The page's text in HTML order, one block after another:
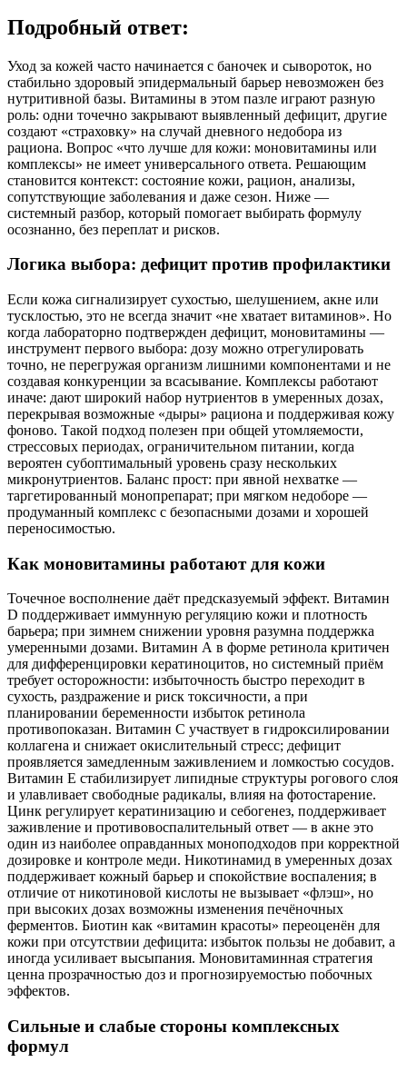
Подробный ответ:
Уход за кожей часто начинается с баночек и сывороток, но
стабильно здоровый эпидермальный барьер невозможен без
нутритивной базы. Витамины в этом пазле играют разную
роль: одни точечно закрывают выявленный дефицит, другие
создают «страховку» на случай дневного недобора из
рациона. Вопрос «что лучше для кожи: моновитамины или
комплексы» не имеет универсального ответа. Решающим
становится контекст: состояние кожи, рацион, анализы,
сопутствующие заболевания и даже сезон. Ниже —
системный разбор, который помогает выбирать формулу
осознанно, без переплат и рисков.
Логика выбора: дефицит против профилактики
Если кожа сигнализирует сухостью, шелушением, акне или
тусклостью, это не всегда значит «не хватает витаминов». Но
когда лабораторно подтвержден дефицит, моновитамины —
инструмент первого выбора: дозу можно отрегулировать
точно, не перегружая организм лишними компонентами и не
создавая конкуренции за всасывание. Комплексы работают
иначе: дают широкий набор нутриентов в умеренных дозах,
перекрывая возможные «дыры» рациона и поддерживая кожу
фоново. Такой подход полезен при общей утомляемости,
стрессовых периодах, ограничительном питании, когда
вероятен субоптимальный уровень сразу нескольких
микронутриентов. Баланс прост: при явной нехватке —
таргетированный монопрепарат; при мягком недоборе —
продуманный комплекс с безопасными дозами и хорошей
переносимостью.
Как моновитамины работают для кожи
Точечное восполнение даёт предсказуемый эффект. Витамин
D поддерживает иммунную регуляцию кожи и плотность
барьера; при зимнем снижении уровня разумна поддержка
умеренными дозами. Витамин А в форме ретинола критичен
для дифференцировки кератиноцитов, но системный приём
требует осторожности: избыточность быстро переходит в
сухость, раздражение и риск токсичности, а при
планировании беременности избыток ретинола
противопоказан. Витамин С участвует в гидроксилировании
коллагена и снижает окислительный стресс; дефицит
проявляется замедленным заживлением и ломкостью сосудов.
Витамин Е стабилизирует липидные структуры рогового слоя
и улавливает свободные радикалы, влияя на фотостарение.
Цинк регулирует кератинизацию и себогенез, поддерживает
заживление и противовоспалительный ответ — в акне это
один из наиболее оправданных моноподходов при корректной
дозировке и контроле меди. Никотинамид в умеренных дозах
поддерживает кожный барьер и спокойствие воспаления; в
отличие от никотиновой кислоты не вызывает «флэш», но
при высоких дозах возможны изменения печёночных
ферментов. Биотин как «витамин красоты» переоценён для
кожи при отсутствии дефицита: избыток пользы не добавит, а
иногда усиливает высыпания. Моновитаминная стратегия
ценна прозрачностью доз и прогнозируемостью побочных
эффектов.
Сильные и слабые стороны комплексных
формул